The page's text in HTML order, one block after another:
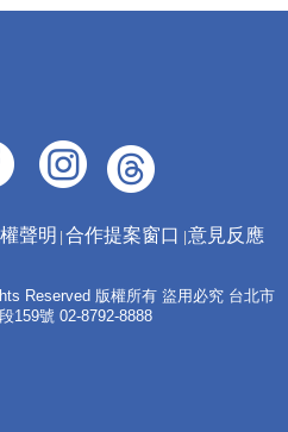
聲明 合作提案窗口 意見反應
Reserved 版權所有 盜用必究 台北市
159號 02-8792-8888